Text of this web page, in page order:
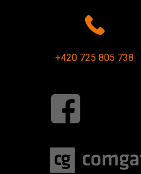
+420 725 805 738